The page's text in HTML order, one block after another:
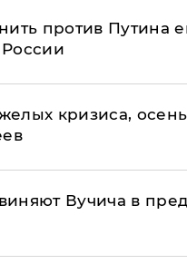
против Путина
кризиса,
Вучича в